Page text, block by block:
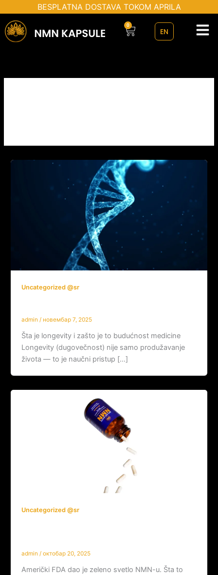
BESPLATNA DOSTAVA TOKOM APRILA
садржај
0
Cart EN
Uncategorized @sr
admin/ новембар 7, 2025
Šta je longevity i zašto je to budućnost medicine
Longevity (dugovečnost) nije samo produžavanje
života — to je naučni pristup […]
Uncategorized @sr
admin/октобар 20, 2025
Američki FDA dao je zeleno svetlo NMN-u. Šta to